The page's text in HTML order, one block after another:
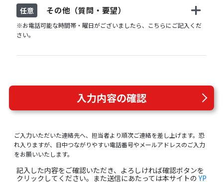
任意 その他（質問・要望）
※お電話可能な時間帯・曜日がございましたら、こちらにご記入くだ
さい。
入力内容の確認
ご入力いただいた連絡先へ、担当者より順次ご連絡を差し上げます。恐
れ入りますが、日中つながりやすい電話番号やメールアドレスのご入力
をお願いいたします。
記入した内容をご確認いただき、よろしければ確認ボタンを
クリックしてください。また送信にあたっては本サイトのYP